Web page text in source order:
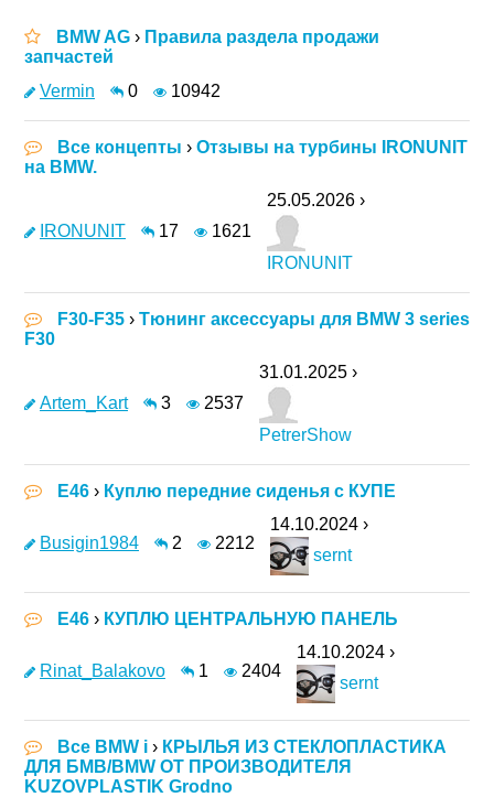
BMW AG › Правила раздела продажи
запчастей
Vermin
0 10942
Все концепты › Отзывы на турбины IRONUNIT
на BMW.
IRONUNIT 17 1621
25.05.2026 ›
IRONUNIT
F30-F35 › Тюнинг аксессуары для BMW 3 series
F30
Artem_Kart 3 2537
31.01.2025 ›
PetrerShow
E46 › Куплю передние сиденья с КУПЕ
Busigin1984 2 2212
14.10.2024 ›
sernt
E46 › КУПЛЮ ЦЕНТРАЛЬНУЮ ПАНЕЛЬ
Rinat_Balakovo 1 2404
14.10.2024 ›
sernt
Все BMW i › КРЫЛЬЯ ИЗ СТЕКЛОПЛАСТИКА
ДЛЯ БМВ/BMW ОТ ПРОИЗВОДИТЕЛЯ
KUZOVPLASTIK Grodno